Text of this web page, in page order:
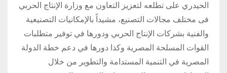
الحيدري على تطلعه لتعزيز التعاون مع وزارة الإنتاج الحربي
فى مختلف مجالات التصنيع، مشيداً بالإمكانيات التصنيعية
والفنية بشركات الإنتاج الحربي ودورها في توفير متطلبات
القوات المسلحة المصرية وكذا دورها في دعم خطة الدولة
المصرية في التنمية المستدامة والتطوير من خلال